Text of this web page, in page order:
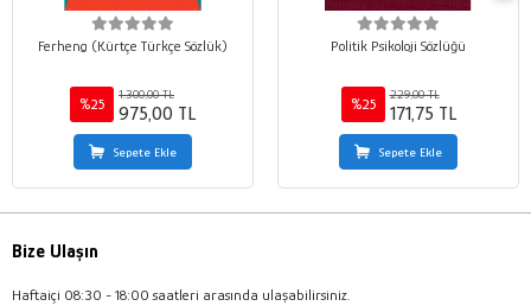
Ferheng (Kürtçe Türkçe Sözlük)
%25
1.300,00 TL
975,00 TL
Sepete Ekle
Politik Psikoloji Sözlüğü
%25
229,00 TL
171,75 TL
Sepete Ekle
Bize Ulaşın
Haftaiçi 08:30 - 18:00 saatleri arasında ulaşabilirsiniz.